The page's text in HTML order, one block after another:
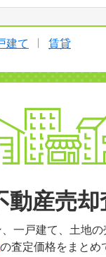
建て 賃貸
動産売却
一戸建て、土地の
の査定価格をまとめ